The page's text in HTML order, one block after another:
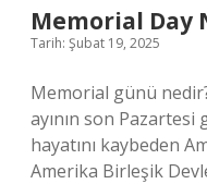
Memorial Day
Tarih: Şubat 19, 2025
Memorial günü
ayının son
hayatını kaybeden
Amerika Birleşik